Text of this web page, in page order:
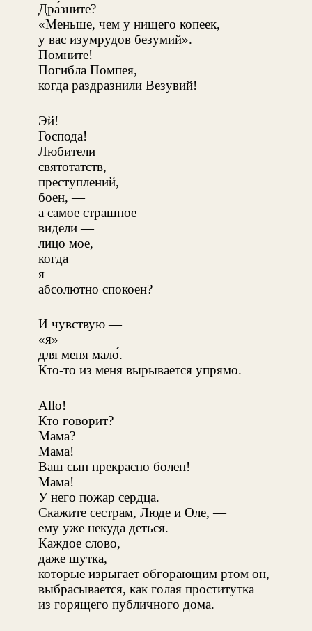
Дра́зните?
«Меньше, чем у нищего копеек,
у вас изумрудов безумий».
Помните!
Погибла Помпея,
когда раздразнили Везувий!
Эй!
Господа!
Любители
святотатств,
преступлений,
боен, —
а самое страшное
видели —
лицо мое,
когда
я
абсолютно спокоен?
И чувствую —
«я»
для меня мало́.
Кто-то из меня вырывается упрямо.
Allo!
Кто говорит?
Мама?
Мама!
Ваш сын прекрасно болен!
Мама!
У него пожар сердца.
Скажите сестрам, Люде и Оле, —
ему уже некуда деться.
Каждое слово,
даже шутка,
которые изрыгает обгорающим ртом он,
выбрасывается, как голая проститутка
из горящего публичного дома.